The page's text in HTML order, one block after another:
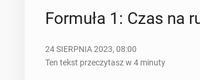
Formuła 1: Czas na
24 SIERPNIA 2023, 08:00
Ten tekst przeczytasz w 4 minuty